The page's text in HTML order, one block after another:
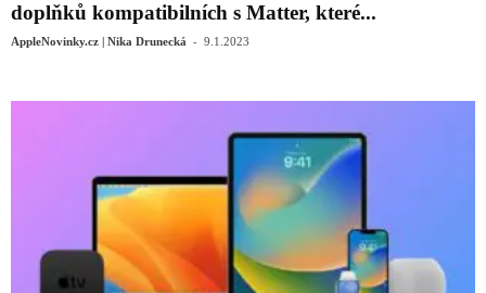
doplňků kompatibilních s Matter, které...
AppleNovinky.cz | Nika Drunecká - 9.1.2023